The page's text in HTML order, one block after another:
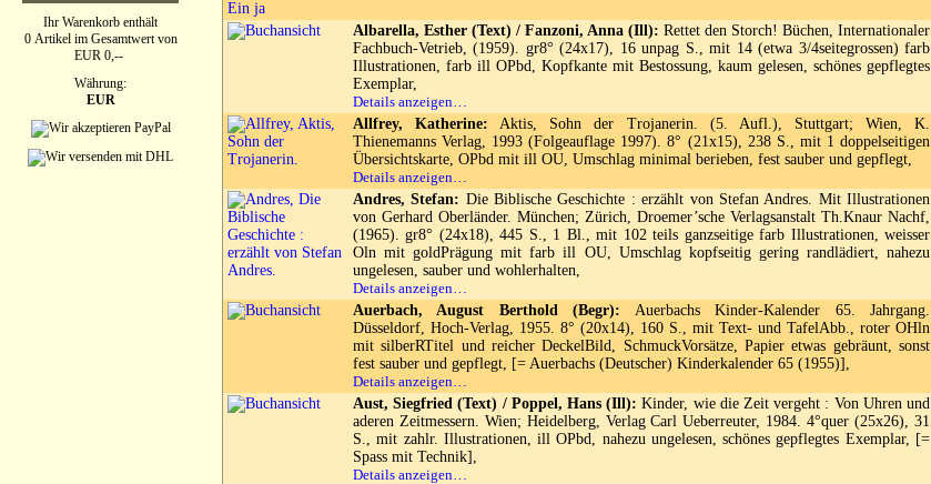
Ihr Warenkorb enthält
0 Artikel im Gesamtwert von
EUR 0,--
Währung:
EUR
Albarella, Esther (Text) / Fanzoni, Anna (Ill): Rettet den Storch! Büchen, Internationaler
Fachbuch-Vetrieb, (1959). gr8° (24x17), 16 unpag S., mit 14 (etwa 3/4seitegrossen) farb
Illustrationen, farb ill OPbd, Kopfkante mit Bestossung, kaum gelesen, schönes gepflegtes
Exemplar,
Details anzeigen…
Allfrey, Katherine: Aktis, Sohn der Trojanerin. (5. Aufl.), Stuttgart; Wien, K.
Thienemanns Verlag, 1993 (Folgeauflage 1997). 8° (21x15), 238 S., mit 1 doppelseitigen
Übersichtskarte, OPbd mit ill OU, Umschlag minimal berieben, fest sauber und gepflegt,
Details anzeigen…
Andres, Stefan: Die Biblische Geschichte : erzählt von Stefan Andres. Mit Illustrationen
von Gerhard Oberländer. München; Zürich, Droemer’sche Verlagsanstalt Th.Knaur Nachf,
(1965). gr8° (24x18), 445 S., 1 Bl., mit 102 teils ganzseitige farb Illustrationen, weisser
Oln mit goldPrägung mit farb ill OU, Umschlag kopfseitig gering randlädiert, nahezu
ungelesen, sauber und wohlerhalten,
Details anzeigen…
Auerbach, August Berthold (Begr): Auerbachs Kinder-Kalender 65. Jahrgang.
Düsseldorf, Hoch-Verlag, 1955. 8° (20x14), 160 S., mit Text- und TafelAbb., roter OHln
mit silberRTitel und reicher DeckelBild, SchmuckVorsätze, Papier etwas gebräunt, sonst
fest sauber und gepflegt, [= Auerbachs (Deutscher) Kinderkalender 65 (1955)],
Details anzeigen…
Aust, Siegfried (Text) / Poppel, Hans (Ill): Kinder, wie die Zeit vergeht : Von Uhren und
aderen Zeitmessern. Wien; Heidelberg, Verlag Carl Ueberreuter, 1984. 4°quer (25x26), 31
S., mit zahlr. Illustrationen, ill OPbd, nahezu ungelesen, schönes gepflegtes Exemplar, [=
Spass mit Technik],
Details anzeigen…